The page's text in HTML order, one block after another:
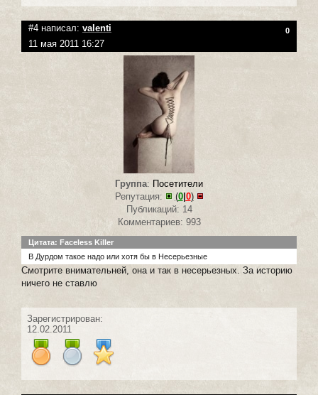
#4 написал: valenti 0
11 мая 2011 16:27
Группа: Посетители
Репутация:
(0|0)
Публикаций: 14
Комментариев: 993
Цитата: Faceless Killer
В Дурдом такое надо или хотя бы в Несерьезные
Смотрите внимательней, она и так в несерьезных. За историю
ничего не ставлю
Зарегистрирован:
12.02.2011